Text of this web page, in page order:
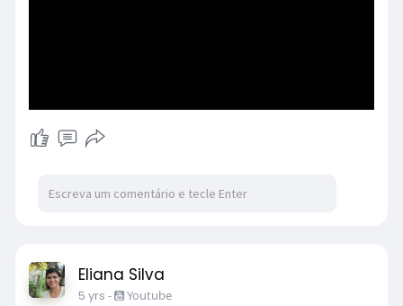
Eliana Silva
5 yrs - Youtube